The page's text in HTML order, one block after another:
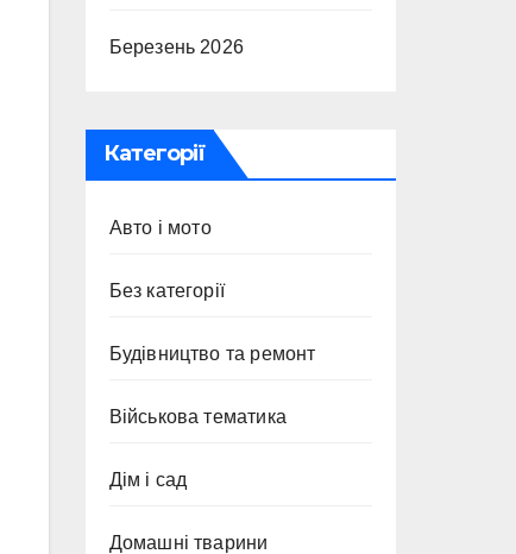
Березень 2026
Категорії
Авто і мото
Без категорії
Будівництво та ремонт
Військова тематика
Дім і сад
Домашні тварини